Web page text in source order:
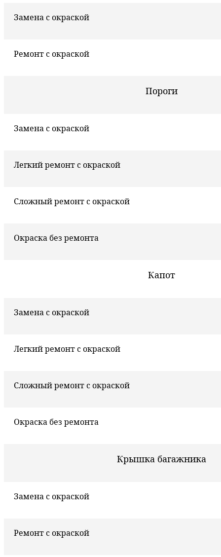
Замена с окраской
Ремонт с окраской
Пороги
Замена с окраской
Легкий ремонт с окраской
Сложный ремонт с окраской
Окраска без ремонта
Капот
Замена с окраской
Легкий ремонт с окраской
Сложный ремонт с окраской
Окраска без ремонта
Крышка багажника
Замена с окраской
Ремонт с окраской